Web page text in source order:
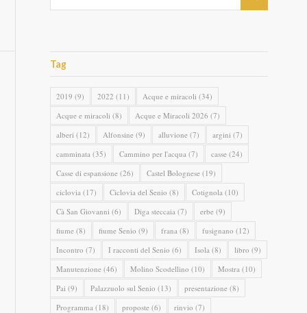
Tag
2019 (9) 2022 (11) Acque e miracoli (34)
Acque e miracoli (8) Acque e Miracoli 2026 (7)
alberi (12) Alfonsine (9) alluvione (7) argini (7)
camminata (35) Cammino per l'acqua (7) casse (24)
Casse di espansione (26) Castel Bolognese (19)
ciclovia (17) Ciclovia del Senio (8) Cotignola (10)
Cà San Giovanni (6) Diga steccaia (7) erbe (9)
fiume (8) fiume Senio (9) frana (8) fusignano (12)
Incontro (7) I racconti del Senio (6) Isola (8) libro (9)
Manutenzione (46) Molino Scodellino (10) Mostra (10)
Pai (9) Palazzuolo sul Senio (13) presentazione (8)
Programma (18) proposte (6) rinvio (7)